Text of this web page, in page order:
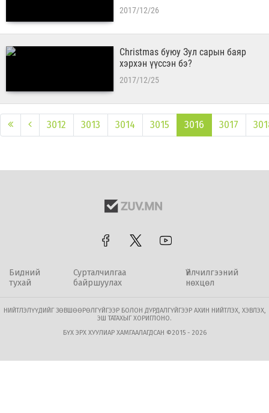
2017/12/26
Christmas буюу Зул сарын баяр
хэрхэн үүссэн бэ?
2017/12/25
3012 3013 3014 3015 3016 3017
Бидний
тухай
Сурталчилгаа
байршуулах
Үйлчилгээний
нөхцөл
НИЙТЛЭЛҮҮДИЙГ ЗӨВШӨӨРӨЛГҮЙГЭЭР БОЛОН ДУРДАЛГҮЙГЭЭР АХИН НИЙТЛЭХ, ХЭВЛЭХ,
ЭШ ТАТАХЫГ ХОРИГЛОНО.
БҮХ ЭРХ ХУУЛИАР ХАМГААЛАГДСАН ©2015 - 2026